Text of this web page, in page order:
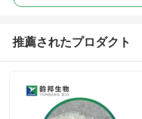
推薦されたプロダクト